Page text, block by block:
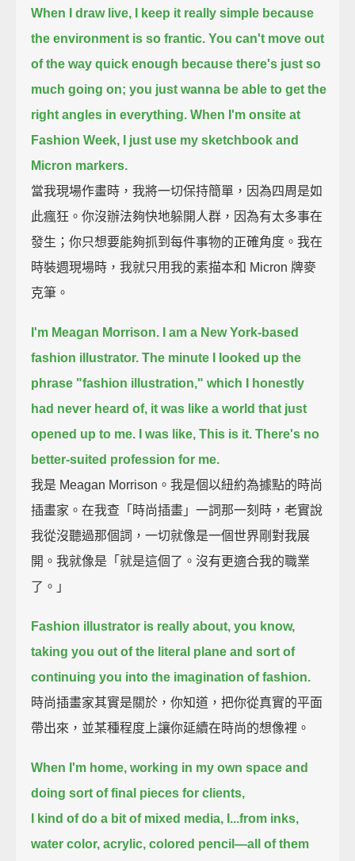
When I draw live, I keep it really simple because
the environment is so frantic. You can't move out
of the way quick enough because there's just so
much going on; you just wanna be able to get the
right angles in everything. When I'm onsite at
Fashion Week, I just use my sketchbook and
Micron markers.
當我現場作畫時，我將一切保持簡單，因為四周是如
此瘋狂。你沒辦法夠快地躲開人群，因為有太多事在
發生；你只想要能夠抓到每件事物的正確角度。我在
時裝週現場時，我就只用我的素描本和 Micron 牌麥
克筆。
I'm Meagan Morrison.
I am a New York-based
fashion illustrator. The minute I looked up the
phrase "fashion illustration," which I honestly
had never heard of, it was like a world that just
opened up to me.
I was like, This is it. There's no
better-suited profession for me.
我是 Meagan Morrison。我是個以紐約為據點的時尚
插畫家。在我查「時尚插畫」一詞那一刻時，老實說
我從沒聽過那個詞，一切就像是一個世界剛對我展
開。我就像是「就是這個了。沒有更適合我的職業
了。」
Fashion illustrator is really about, you know,
taking you out of the literal plane and sort of
continuing you into the imagination of fashion.
時尚插畫家其實是關於，你知道，把你從真實的平面
帶出來，並某種程度上讓你延續在時尚的想像裡。
When I'm home, working in my own space and
doing sort of final pieces for clients,
I kind of do a bit of mixed media, I...from inks,
water color, acrylic, colored pencil—all of them